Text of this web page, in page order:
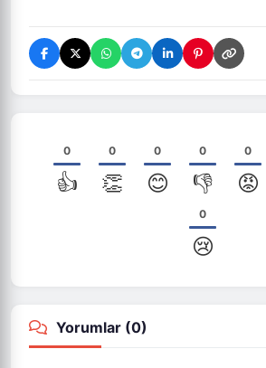
0
👍
0
👏
0
😊
0
👎
0
😡
0
😢
Yorumlar (0)